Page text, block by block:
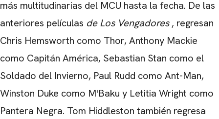
más multitudinarias del MCU hasta la fecha. De las
anteriores películas de Los Vengadores, regresan
Chris Hemsworth como Thor, Anthony Mackie
como Capitán América, Sebastian Stan como el
Soldado del Invierno, Paul Rudd como Ant-Man,
Winston Duke como M'Baku y Letitia Wright como
Pantera Negra. Tom Hiddleston también regresa